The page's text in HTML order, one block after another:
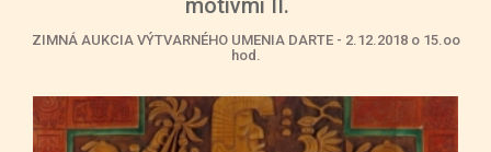
motívmi II.
ZIMNÁ AUKCIA VÝTVARNÉHO UMENIA DARTE - 2.12.2018 o 15.oo
hod.